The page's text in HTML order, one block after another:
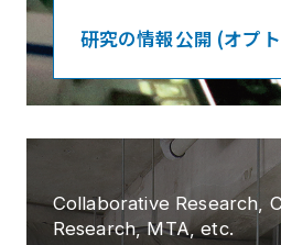
研究の情報公開 (オプ
Collaborative Research,
Research, MTA, etc.